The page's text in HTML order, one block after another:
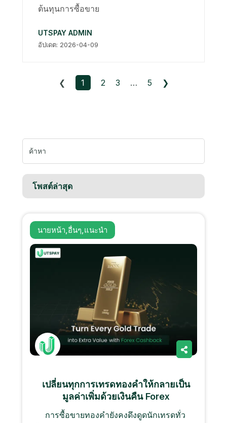
ต้นทุนการซื้อขาย
UTSPAY ADMIN
อัปเดต: 2026-04-09
❮ 1 2 3 … 5 ❯
หา:
โพสต์ล่าสุด
นายหน้า,อื่นๆ,แนะนำ
เปลี่ยนทุกการเทรดทองคำให้กลายเป็น
มูลค่าเพิ่มด้วยเงินคืน Forex
การซื้อขายทองคำยังคงดึงดูดนักเทรดทั่ว